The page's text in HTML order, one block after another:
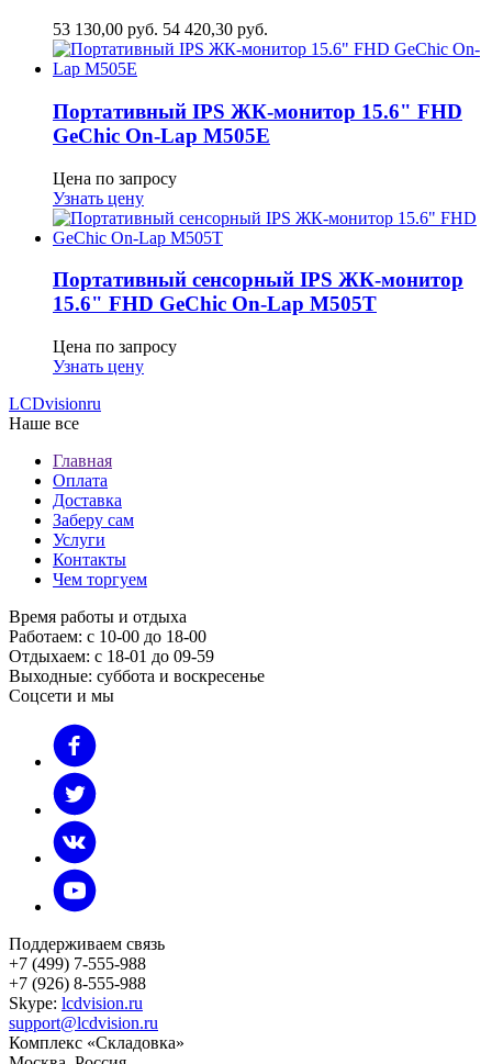
53 130,00 руб. 54 420,30 руб.
Портативный IPS ЖК-монитор 15.6" FHD
GeСhic On-Lap M505E
Цена по запросу
Узнать цену
Портативный сенсорный IPS ЖК-монитор
15.6" FHD GeСhic On-Lap M505T
Цена по запросу
Узнать цену
LCDvisionru
Наше все
Главная
Оплата
Доставка
Заберу сам
Услуги
Контакты
Чем торгуем
Время работы и отдыха
Работаем: с 10-00 до 18-00
Отдыхаем: с 18-01 до 09-59
Выходные: суббота и воскресенье
Соцсети и мы
Поддерживаем связь
+7 (499) 7-555-988
+7 (926) 8-555-988
Skype: lcdvision.ru
support@lcdvision.ru
Комплекс «Складовка»